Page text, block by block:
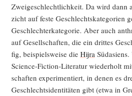
Zwei­ge­schlecht­lich­keit. Da wird dann
zicht auf fes­te Geschlechts­ka­te­go­rien
Geschlech­ter­ka­te­go­rie. Aber auch
auf Gesell­schaf­ten, die ein drit­tes
fig, bei­spiels­wei­se die Hijra
Sci­ence-Fic­tion-Lite­ra­tur wie­der­holt
schaf­ten expe­ri­men­tiert, in denen es
Geschlechts­iden­ti­tä­ten gibt (etwa in